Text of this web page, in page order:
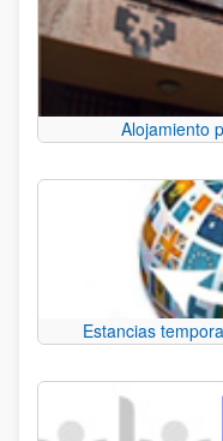
Alojamiento
Estancias